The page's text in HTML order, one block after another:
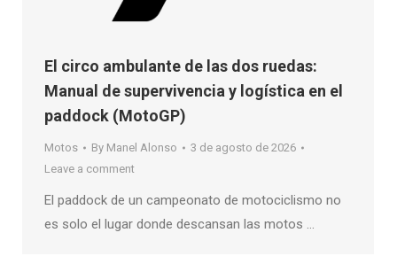
El circo ambulante de las dos ruedas:
Manual de supervivencia y logística en el
paddock (MotoGP)
Motos By Manel Alonso
3 de agosto de 2026
Leave a comment
El paddock de un campeonato de motociclismo no
es solo el lugar donde descansan las motos …